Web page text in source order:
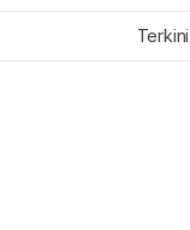
Terkini